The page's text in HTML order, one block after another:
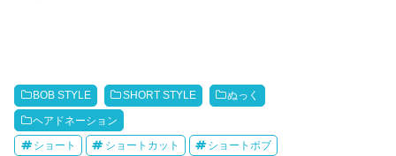
BOB STYLE SHORT STYLE ぬっく
ヘアドネーション
ショート ショートカット ショートボブ